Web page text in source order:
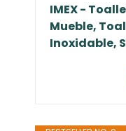
IMEX -
Mueble,
Inoxidable,